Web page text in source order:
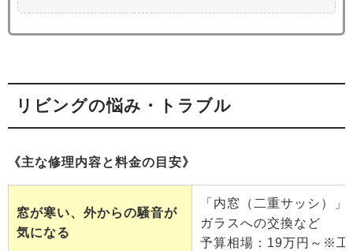
リビングの悩み・トラブル
《主な修理内容と料金の目安》
窓が寒い、外からの騒音が
気になる
「内窓（二重サッシ）
ガラスへの交換など
予算相場：19万円～※工